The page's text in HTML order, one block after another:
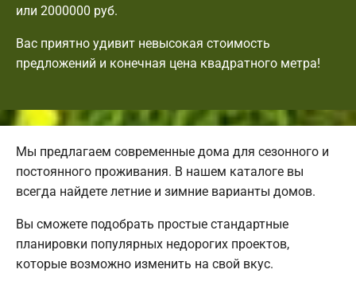
или 2000000 руб.
Вас приятно удивит невысокая стоимость
предложений и конечная цена квадратного метра!
Мы предлагаем современные дома для сезонного и
постоянного проживания. В нашем каталоге вы
всегда найдете летние и зимние варианты домов.
Вы сможете подобрать простые стандартные
планировки популярных недорогих проектов,
которые возможно изменить на свой вкус.